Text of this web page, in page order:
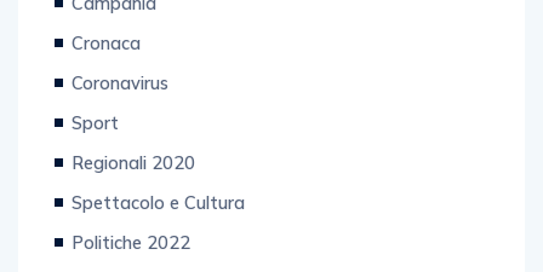
Cronaca
Coronavirus
Sport
Regionali 2020
Spettacolo e Cultura
Politiche 2022
Attualità